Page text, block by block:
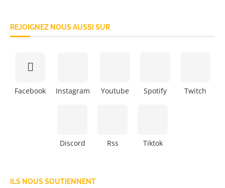
REJOIGNEZ NOUS AUSSI SUR
Facebook Instagram Youtube Spotify Twitch
Discord Rss Tiktok
ILS NOUS SOUTIENNENT